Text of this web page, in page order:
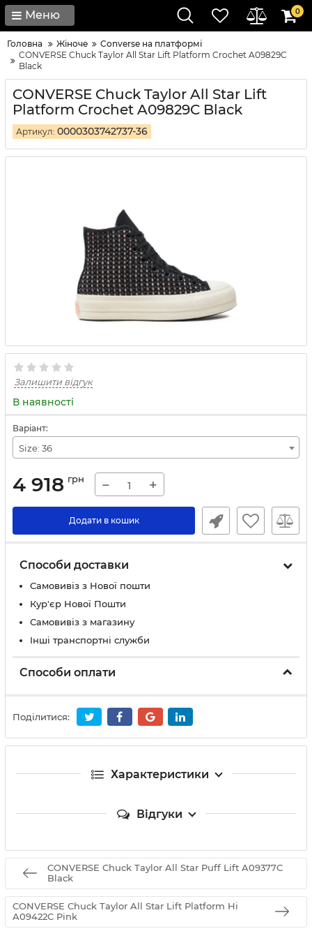
Меню 0
Головна Жіноче
Converse на платформі
CONVERSE Chuck Taylor All Star Lift Platform Crochet A09829C
Black
CONVERSE Chuck Taylor All Star Lift
Platform Crochet A09829C Black
Артикул: 0000303742737-36
Залишити відгук
В наявності
Варіант:
Size: 36
4 918 грн − +
Додати в кошик
Способи доставки
Самовивіз з Нової пошти
Кур'єр Нової Пошти
Самовивіз з магазину
Інші транспортні служби
Способи оплати
Поділитися:
Характеристики
Відгуки
CONVERSE Chuck Taylor All Star Puff Lift A09377C
Black
CONVERSE Chuck Taylor All Star Lift Platform Hi
A09422C Pink